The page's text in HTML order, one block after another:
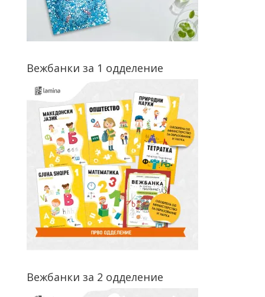
Вежбанки за 1 одделение
Вежбанки за 2 одделение